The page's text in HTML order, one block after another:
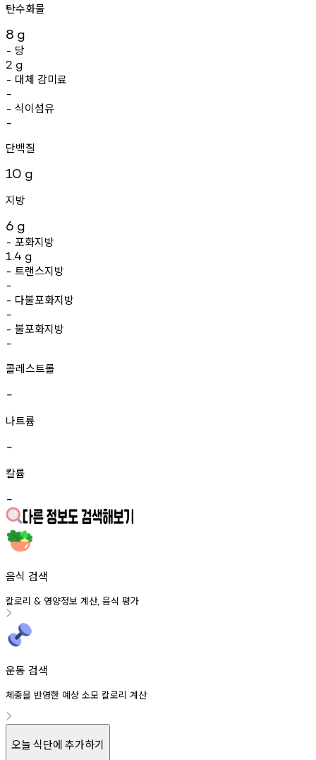
탄수화물
8 g
- 당
2 g
- 대체 감미료
-
- 식이섬유
-
단백질
10 g
지방
6 g
- 포화지방
1.4 g
- 트랜스지방
-
- 다불포화지방
-
- 불포화지방
-
콜레스트롤
-
나트륨
-
칼륨
-
음식 검색
칼로리 & 영양정보 계산, 음식 평가
운동 검색
체중을 반영한 예상 소모 칼로리 계산
오늘 식단에 추가하기